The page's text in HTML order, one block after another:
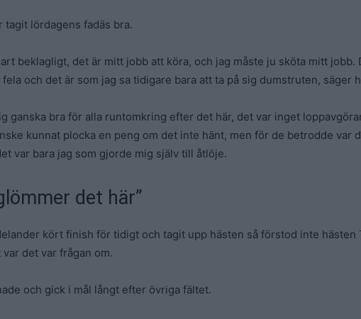
tagit lördagens fadäs bra.
beklagligt, det är mitt jobb att köra, och jag måste ju sköta mitt jobb.
och det är som jag sa tidigare bara att ta på sig dumstruten, säger
ganska bra för alla runtomkring efter det här, det var inget
kunnat plocka en peng om det inte hänt, men för de betrodde var
var bara jag som gjorde mig själv till åtlöje.
det här”
kört finish för tidigt och tagit upp hästen så förstod inte hästen
det var frågan om.
och gick i mål långt efter övriga fältet.